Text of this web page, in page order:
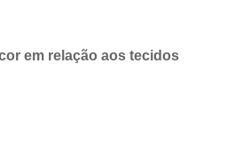
em relação aos tecidos